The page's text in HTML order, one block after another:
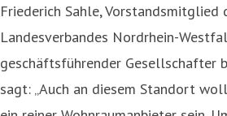
Friederich Sahle, Vorstandsmitglied
Landesverbandes Nordrhein-
geschäftsführender Gesellschafter
sagt: „Auch an diesem Standort